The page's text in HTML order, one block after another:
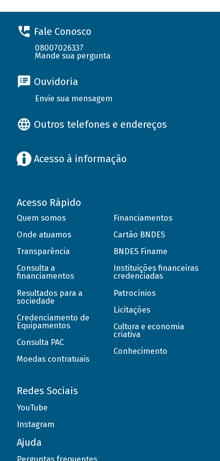
Fale Conosco
08007026337
Mande sua pergunta
Ouvidoria
Envie sua mensagem
Outros telefones e endereços
Acesso à informação
Acesso Rápido
Quem somos
Onde atuamos
Transparência
Consulta a
financiamentos
Resultados para a
sociedade
Credenciamento de
Equipamentos
Consulta PAC
Moedas contratuais
Financiamentos
Cartão BNDES
BNDES Finame
Instituições financeiras
credenciadas
Patrocínios
Licitações
Cultura e economia
criativa
Conhecimento
Redes Sociais
YouTube
Instagram
Ajuda
Perguntas frequentes